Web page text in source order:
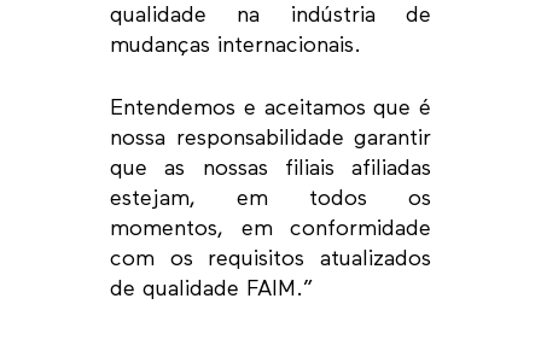
qualidade na indústria de
mudanças internacionais.
Entendemos e aceitamos que é
nossa responsabilidade garantir
que as nossas filiais afiliadas
estejam, em todos os
momentos, em conformidade
com os requisitos atualizados
de qualidade FAIM.”